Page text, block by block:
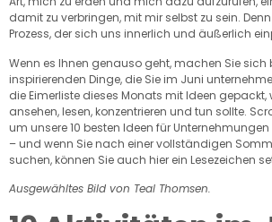
damit zu verbringen, mit mir selbst zu sein.
Prozess, der sich uns innerlich und äußerlich
Wenn es Ihnen genauso geht, machen Sie sich
inspirierenden Dinge, die Sie im Juni
die Eimerliste dieses Monats mit Ideen
ansehen, lesen, konzentrieren und tun sollte.
um unsere 10 besten Ideen für
– und wenn Sie nach einer vollständigen
suchen, können Sie auch hier ein Lesezeichen
Ausgewähltes Bild von Teal Thomsen.